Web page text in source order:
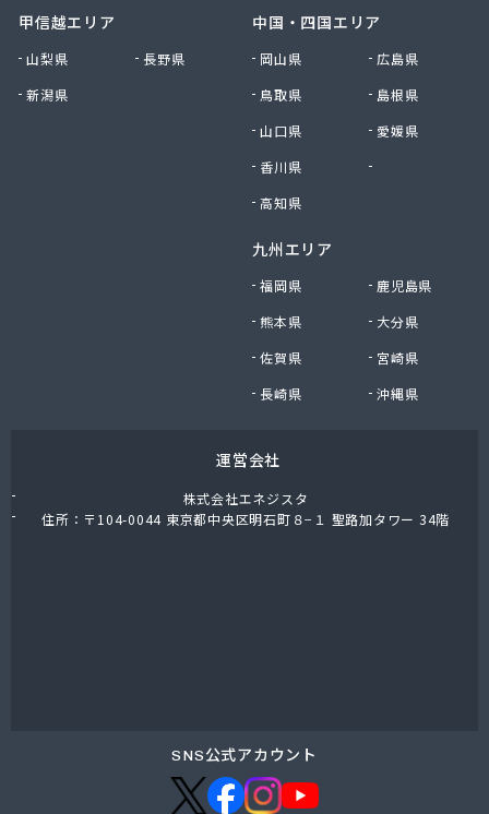
株式会社鷹羽商店
株式会社中部燃料
株式会社土川油店 L.P.G充填所
株式会社油直 オートガススタンド
丸井商店外之原支店
丸金薪炭店
橋本産業株式会社 名古屋営業所
玉屋プロパン株式会社
甲信越エリア
山梨県
長野県
新潟県
中国・四国エリア
岡山県
広島県
鳥取県
島根県
山口県
愛媛県
香川県
高知県
九州エリア
福岡県
鹿児島県
熊本県
大分県
佐賀県
宮崎県
長崎県
沖縄県
運営会社
株式会社エネジスタ
住所：〒104-0044 東京都中央区明石町８−１ 聖路加タワー 34階
SNS公式アカウント